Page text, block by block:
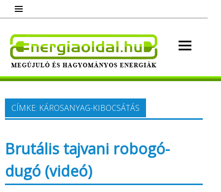
content
Megújuló és hagyományos energiák.
Minden, ami energia!
CÍMKE: KÁROSANYAG-KIBOCSÁTÁS
Brutális tajvani robogó-
dugó (videó)